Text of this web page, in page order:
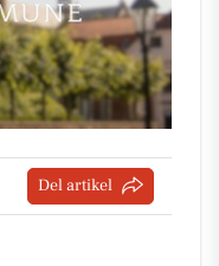
Del artikel